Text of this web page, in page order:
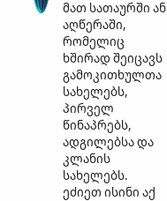
მათ სათაურში ან
აღწერაში,
რომელიც
ხშირად შეიცავს
გამოკითხულთა
სახელებს,
პირველ
წინაპრებს,
ადგილებსა და
კლანის
სახელებს.
ეძიეთ ისინი აქ